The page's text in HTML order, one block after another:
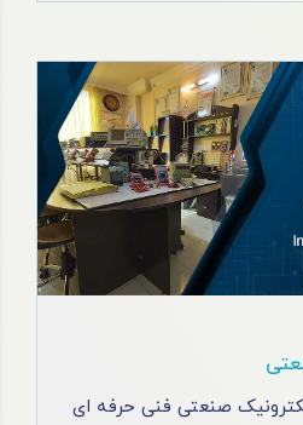
صنعتی فنی حرفه‌ ای